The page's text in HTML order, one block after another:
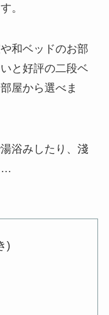
。
和ベッドのお部
と好評の二段ベ
屋から選べま
浴みしたり、淺
…
)